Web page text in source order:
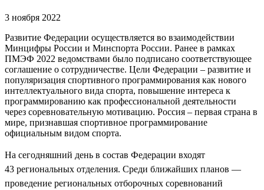
3 ноября 2022
Развитие Федерации осуществляется во взаимодействии
Минцифры России и Минспорта России. Ранее в рамках
ПМЭФ 2022 ведомствами было подписано соответствующее
соглашение о сотрудничестве. Цели Федерации – развитие и
популяризация спортивного программирования как нового
интеллектуального вида спорта, повышение интереса к
программированию как профессиональной деятельности
через соревновательную мотивацию. Россия – первая страна в
мире, признавшая спортивное программирование
официальным видом спорта.
На сегодняшний день в состав Федерации входят
43 региональных отделения. Среди ближайших планов —
проведение региональных отборочных соревнований